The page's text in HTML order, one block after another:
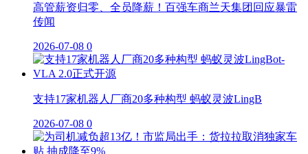
高管薪资归零、全员降薪！百强车商兰天集团回应暴雷
传闻
2026-07-08 0
支持17家机器人厂商20多种构型 蚂蚁灵波LingB
2026-07-08 0